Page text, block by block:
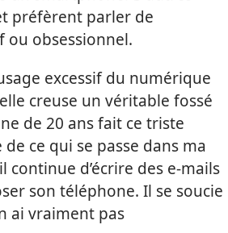
préfèrent parler de
obsessionnel.
excessif du numérique
creuse un véritable fossé
de 20 ans fait ce triste
ce qui se passe dans ma
d’écrire des e-mails
son téléphone. Il se soucie
ai vraiment pas